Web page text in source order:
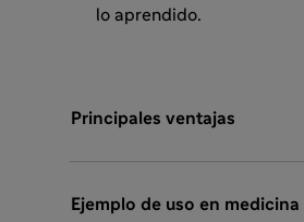
lo aprendido.
Principales ventajas
Ejemplo de uso en medicina